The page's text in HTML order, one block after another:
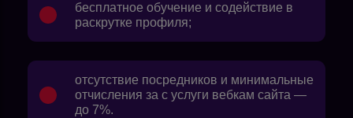
бесплатное обучение и содействие в
раскрутке профиля;
отсутствие посредников и минимальные
отчисления за с услуги вебкам сайта —
до 7%.